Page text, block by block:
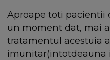
Aproape toti pacientii
un moment dat, mai
tratamentul acestuia
imunitar(intotdeauna